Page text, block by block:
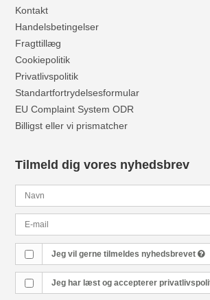
Kontakt
Handelsbetingelser
Fragttillæg
Cookiepolitik
Privatlivspolitik
Standartfortrydelsesformular
EU Complaint System ODR
Billigst eller vi prismatcher
Tilmeld dig vores nyhedsbrev
Jeg vil gerne tilmeldes nyhedsbrevet
Jeg har læst og accepterer